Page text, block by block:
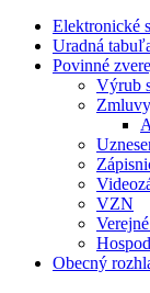
Elektronické
Uradná
Povinné
Výrub
VZN
Obecný